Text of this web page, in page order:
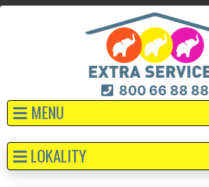
800 66 88 88
MENU
LOKALITY